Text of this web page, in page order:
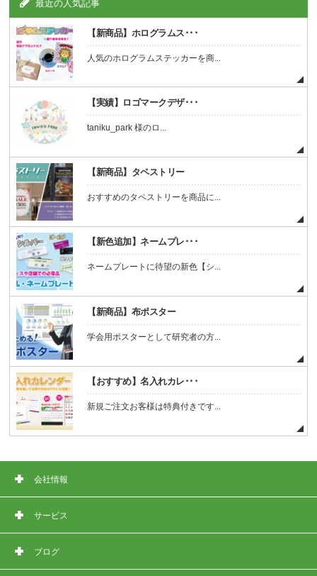
最近の人気記事
【新商品】ホログラムス･･･
人気のホログラムステッカーを商...
【実績】ロゴマークデザ･･･
taniku_park 様のロ...
【新商品】タペストリー
おすすめのタペストリーを商品に...
【新色追加】ネームプレ･･･
ネームプレートに待望の新色【シ...
【新商品】布ポスター
学会用ポスターとして研究者の方...
【おすすめ】名入れカレ･･･
新規ご注文お客様は特典付きです...
会社情報
サービス
ブログ